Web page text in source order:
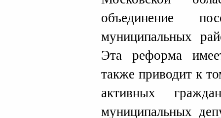
объединение
муниципальных
Эта реформа
также приводит к
активных
муниципальных